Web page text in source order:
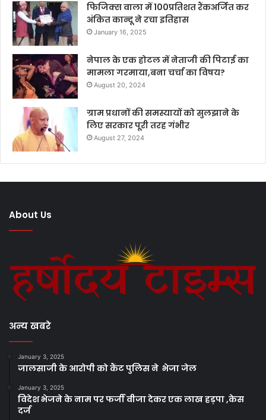
फिजिक्स वाला में 100प्रतिशत रैंकअर्जित कर
अंकित कान्दू ने रचा इतिहास
January 16, 2025
नेपाल के एक होटल में नेताजी की पिटाई का
मामला गरमाया,बना चर्चा का विषय?
August 20, 2024
ग्राम प्रधानों की समस्यायों को सुलझाने के
लिए सरकार पूरी तरह गंभीर
August 27, 2024
About Us
अन्य खबरे
January 3, 2025
जालसाजी के आरोपी को कैंट पुलिस ने भेजा जेल
January 3, 2025
विदेश भेजने के नाम पर फर्जी वीजा देकर एक लाख हड़पा ,केस
दर्ज